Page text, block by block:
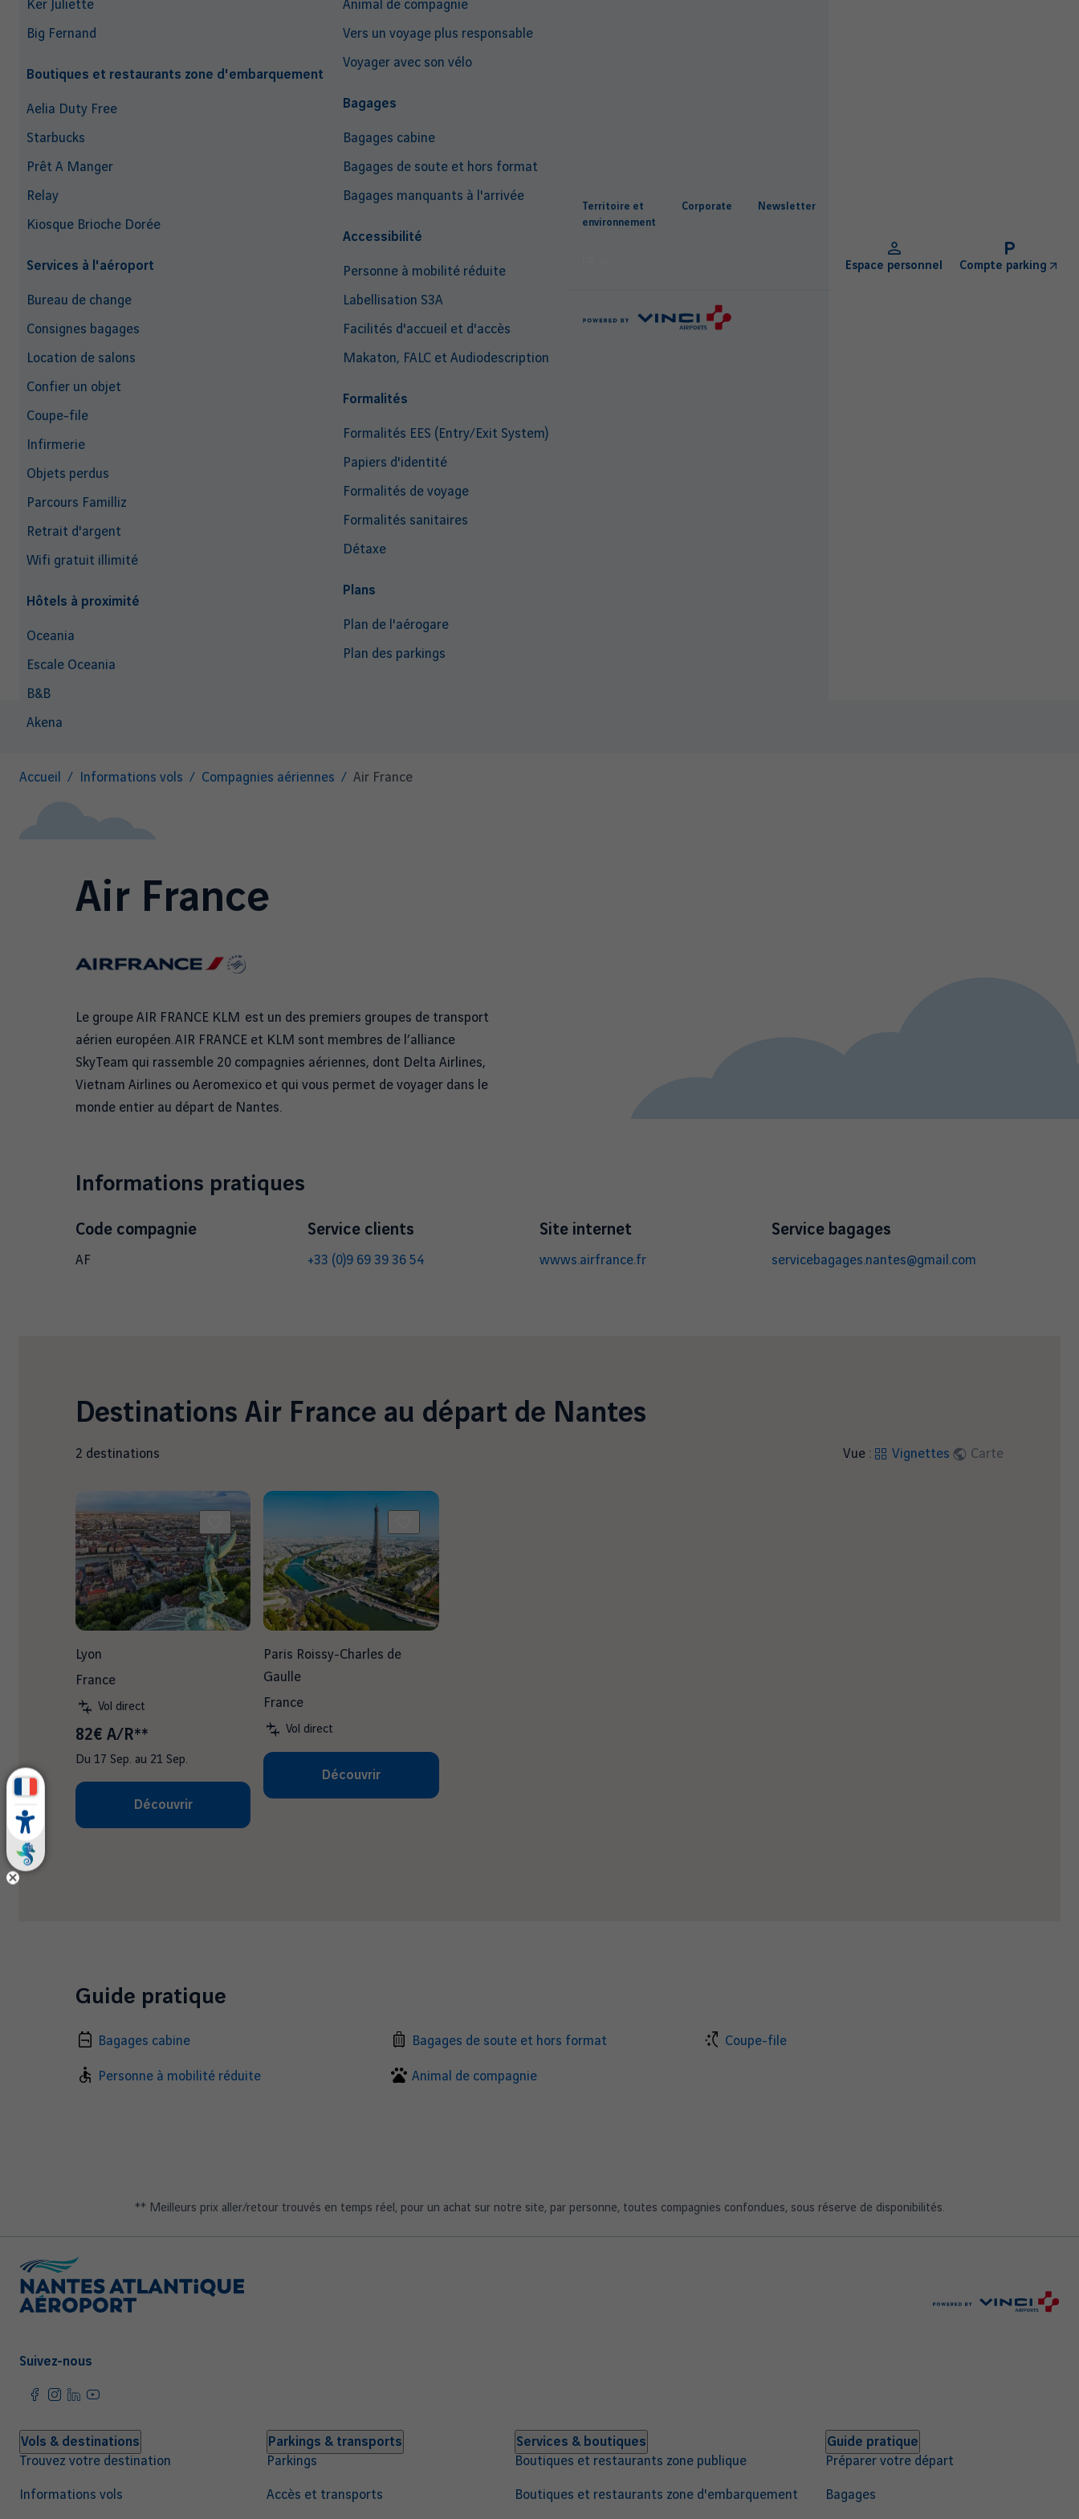
Ker Juliette
Big Fernand
Boutiques et restaurants zone d'embarquement
Aelia Duty Free
Starbucks
Prêt A Manger
Relay
Kiosque Brioche Dorée
Services à l'aéroport
Bureau de change
Consignes bagages
Location de salons
Confier un objet
Coupe-file
Infirmerie
Objets perdus
Parcours Familliz
Retrait d'argent
Wifi gratuit illimité
Hôtels à proximité
Oceania
Escale Oceania
B&B
Akena
Animal de compagnie
Vers un voyage plus responsable
Voyager avec son vélo
Bagages
Bagages cabine
Bagages de soute et hors format
Bagages manquants à l'arrivée
Accessibilité
Personne à mobilité réduite
Labellisation S3A
Facilités d'accueil et d'accès
Makaton, FALC et Audiodescription
Formalités
Formalités EES (Entry/Exit System)
Papiers d'identité
Formalités de voyage
Formalités sanitaires
Détaxe
Plans
Plan de l'aérogare
Plan des parkings
Territoire et
environnement
Corporate Newsletter
Espace personnel Compte parking
Fil
Accueil Informations vols Compagnies aériennes Air France
Air France
Le groupe AIR FRANCE KLM est un des premiers groupes de transport
aérien européen. AIR FRANCE et KLM sont membres de l’alliance
SkyTeam qui rassemble 20 compagnies aériennes, dont Delta Airlines,
Vietnam Airlines ou Aeromexico et qui vous permet de voyager dans le
monde entier au départ de Nantes.
Informations pratiques
Code compagnie
AF
Service clients
+33 (0)9 69 39 36 54
Site internet
wwws.airfrance.fr
Service bagages
servicebagages.nantes@gmail.com
Destinations Air France au départ de Nantes
2 destinations Vue : Vignettes Carte
Lyon
France
Vol direct
82€ A/R**
Du 17 Sep. au 21 Sep.
Découvrir
Paris Roissy-Charles de
Gaulle
France
Vol direct
Découvrir
Guide pratique
Bagages cabine Bagages de soute et hors format Coupe-file
Personne à mobilité réduite Animal de compagnie
** Meilleurs prix aller/retour trouvés en temps réel, pour un achat sur notre site, par personne, toutes compagnies confondues, sous réserve de disponibilités.
Suivez-nous
Navigation
principale
Vols & destinations
Trouvez votre destination
Informations vols
Parkings & transports
Parkings
Accès et transports
Services & boutiques
Boutiques et restaurants zone publique
Boutiques et restaurants zone d'embarquement
Guide pratique
Préparer votre départ
Bagages